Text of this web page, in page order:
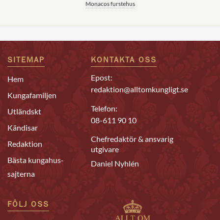
Monacos furstehus
SITEMAP
Hem
Kungafamiljen
Utländskt
Kändisar
Redaktion
Bästa kungahus-
sajterna
KONTAKTA OSS
Epost:
redaktion@alltomkungligt.se
Telefon:
08-611 90 10
Chefredaktör & ansvarig
utgivare
Daniel Nyhlén
FÖLJ OSS